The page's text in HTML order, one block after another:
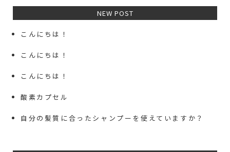
NEW POST
こんにちは！
こんにちは！
こんにちは！
酸素カプセル
自分の髪質に合ったシャンプーを使えていますか？